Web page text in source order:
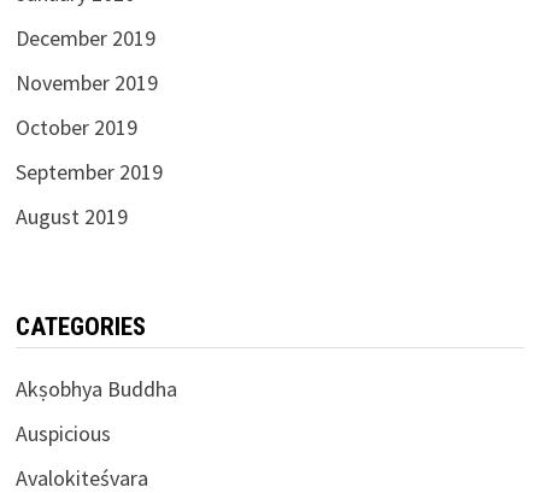
December 2019
November 2019
October 2019
September 2019
August 2019
CATEGORIES
Akṣobhya Buddha
Auspicious
Avalokiteśvara